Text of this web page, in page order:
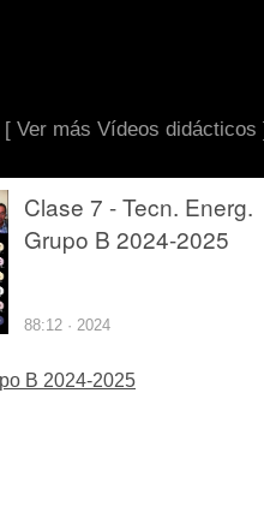
[ Ver más Vídeos didácticos
Clase 7 - Tecn. Energ.
Grupo B 2024-2025
88:12 · 2024